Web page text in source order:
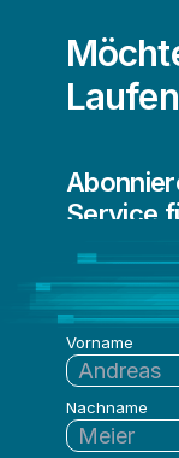
Service
Qlik
Vorname
Nachname